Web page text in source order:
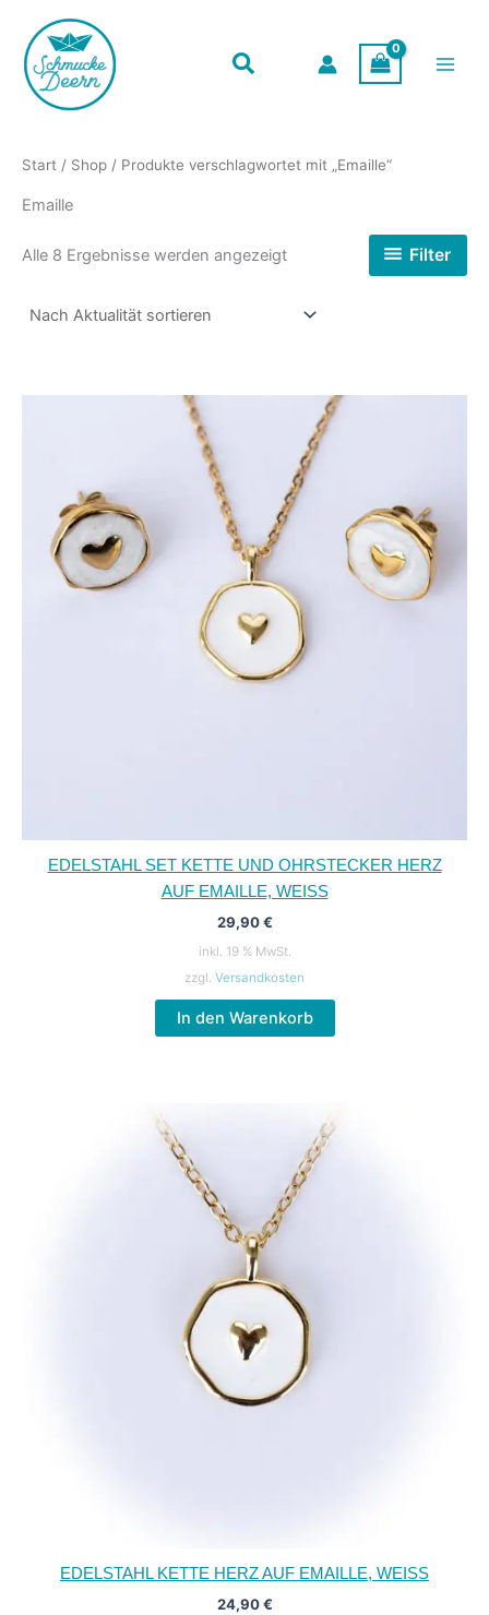
Inhalt
springen
Start / Shop / Produkte verschlagwortet mit „Emaille“
Emaille
Alle 8 Ergebnisse werden angezeigtNach Filter
EDELSTAHL SET KETTE UND OHRSTECKER HERZ
AUF EMAILLE, WEISS
29,90€
inkl. 19 % MwSt.
zzgl. Versandkosten
In den Warenkorb
EDELSTAHL KETTE HERZ AUF EMAILLE, WEISS
24,90€